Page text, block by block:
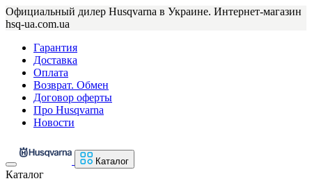
Официальный дилер Husqvarna в Украине. Интернет-магазин
hsq-ua.com.ua
Гарантия
Доставка
Оплата
Возврат. Обмен
Договор оферты
Про Husqvarna
Новости
Каталог
Каталог